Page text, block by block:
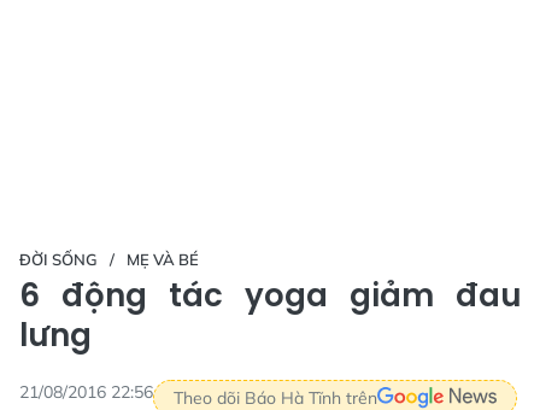
ĐỜI SỐNG MẸ VÀ BÉ
6 động tác yoga giảm đau
lưng
21/08/2016 22:56 Theo dõi Báo Hà Tĩnh trên